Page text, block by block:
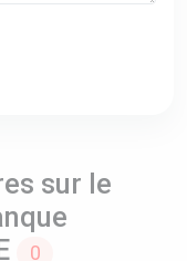
sur le
0